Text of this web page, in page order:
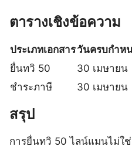
ตารางเชิงข้อความ
ประเภทเอกสารวันครบกำห
ยื่นทวิ 50
30 เมษายน
ชำระภาษี
30 เมษายน
สรุป
การยื่นทวิ 50 ไลน์แมนไม่ใ